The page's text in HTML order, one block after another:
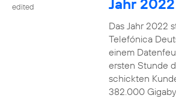
edited
Jahr 2022
Das Jahr 2022
Telefónica
einem
ersten Stunde
schickten
382.000